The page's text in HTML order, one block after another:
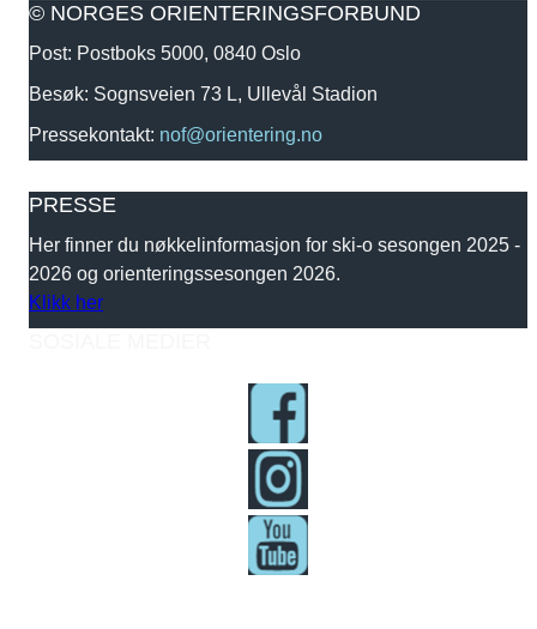
© NORGES ORIENTERINGSFORBUND
Post: Postboks 5000, 0840 Oslo
Besøk: Sognsveien 73 L, Ullevål Stadion
Pressekontakt: nof@orientering.no
PRESSE
Her finner du nøkkelinformasjon for ski-o sesongen 2025 -
2026 og orienteringssesongen 2026.
Klikk her